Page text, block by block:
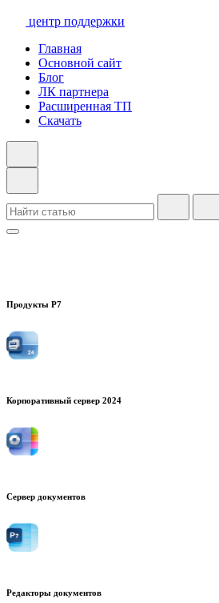
центр поддержки
Главная
Основной сайт
Блог
ЛК партнера
Расширенная ТП
Скачать
Продукты Р7
Корпоративный сервер 2024
Сервер документов
Редакторы документов